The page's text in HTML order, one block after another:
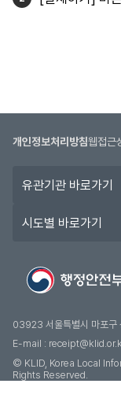
개인정보처리방침웹접근
관
도
기
03923 서울특별시 마포구
E-mail :
© KLID, Korea Local
Rights Reserved.